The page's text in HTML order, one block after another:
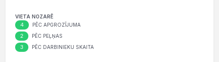
VIETA NOZARĒ
4 PĒC APGROZĪJUMA
2 PĒC PEĻŅAS
3 PĒC DARBINIEKU SKAITA